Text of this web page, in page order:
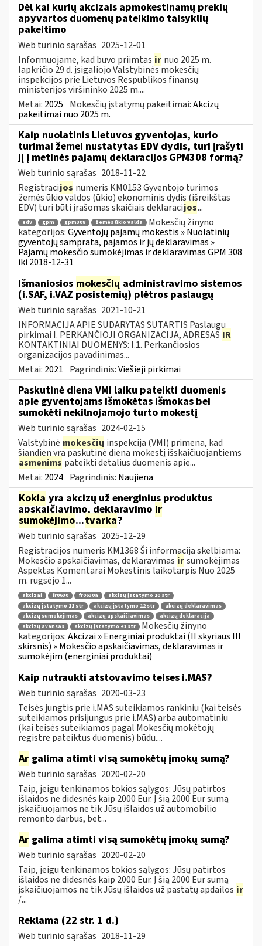
Dėl kai kurių akcizais apmokestinamų prekių
apyvartos duomenų pateikimo taisyklių
pakeitimo
Web turinio sąrašas 2025-12-01
Informuojame, kad buvo priimtas ir nuo 2025 m.
lapkričio 29 d. įsigaliojo Valstybinės mokesčių
inspekcijos prie Lietuvos Respublikos finansų
ministerijos viršininko 2025 m....
Metai: 2025 Mokesčių įstatymų pakeitimai:Akcizų
pakeitimai nuo 2025 m.
Kaip nuolatinis Lietuvos gyventojas, kurio
turimai žemei nustatytas EDV dydis, turi įrašyti
jį į metinės pajamų deklaracijos GPM308 formą?
Web turinio sąrašas 2018-11-22
Registracijos numeris KM0153 Gyventojo turimos
žemės ūkio valdos (ūkio) ekonominis dydis (išreikštas
EDV) turi būti įrašomas skaičiais deklaracijos...
edv gpm gpm308 žemės ūkio valda
Mokesčių žinyno
kategorijos:Gyventojų pajamų mokestis » Nuolatinių
gyventojų samprata, pajamos ir jų deklaravimas »
Pajamų mokesčio sumokėjimas ir deklaravimas GPM 308
iki 2018-12-31
Išmaniosios mokesčių administravimo sistemos
(i.SAF, i.VAZ posistemių) plėtros paslaugų
Web turinio sąrašas 2021-10-21
INFORMACIJA APIE SUDARYTAS SUTARTIS Paslaugų
pirkimai I. PERKANČIOJI ORGANIZACIJA, ADRESAS IR
KONTAKTINIAI DUOMENYS: I.1. Perkančiosios
organizacijos pavadinimas...
Metai: 2021 Pagrindinis:Viešieji pirkimai
Paskutinė diena VMI laiku pateikti duomenis
apie gyventojams išmokėtas išmokas bei
sumokėti nekilnojamojo turto mokestį
Web turinio sąrašas 2024-02-15
Valstybinė mokesčių inspekcija (VMI) primena, kad
šiandien yra paskutinė diena mokestį išskaičiuojantiems
asmenims pateikti detalius duomenis apie...
Metai: 2024 Pagrindinis: Naujiena
Kokia yra akcizų už energinius produktus
apskaičiavimo, deklaravimo ir
sumokėjimo...tvarka?
Web turinio sąrašas 2025-12-29
Registracijos numeris KM1368 Ši informacija skelbiama:
Mokesčio apskaičiavimas, deklaravimas irsumokėjimas
Aspektas Komentarai Mokestinis laikotarpis Nuo 2025
m. rugsėjo 1...
akcizai fr0630 fr0630a
akcizų įstatymo 10 str
akcizų įstatymo 11 str
akcizų įstatymo 12 str
akcizų deklaravimas
akcizų sumokėjimas
akcizų apskaičiavimas
akcizų deklaracija
akcizų avansas
akcizų įstatymo 41 str
Mokesčių žinyno
kategorijos:Akcizai » Energiniai produktai (II skyriaus III
skirsnis) » Mokesčio apskaičiavimas, deklaravimas ir
sumokėjim (energiniai produktai)
Kaip nutraukti atstovavimo teises i.MAS?
Web turinio sąrašas 2020-03-23
Teisės jungtis prie i.MAS suteikiamos rankiniu (kai teisės
suteikiamos prisijungus prie i.MAS) arba automatiniu
(kai teisės suteikiamos pagal Mokesčių mokėtojų
registre pateiktus duomenis) būdu....
Ar galima atimti visą sumokėtų įmokų sumą?
Web turinio sąrašas 2020-02-20
Taip, jeigu tenkinamos tokios sąlygos: Jūsų patirtos
išlaidos ne didesnės kaip 2000 Eur. Į šią 2000 Eur sumą
įskaičiuojamos ne tik Jūsų išlaidos už automobilio
remonto darbus, bet...
Ar galima atimti visą sumokėtų įmokų sumą?
Web turinio sąrašas 2020-02-20
Taip, jeigu tenkinamos tokios sąlygos: Jūsų patirtos
išlaidos ne didesnės kaip 2000 Eur. Į šią 2000 Eur sumą
įskaičiuojamos ne tik Jūsų išlaidos už pastatų apdailos ir
/...
Reklama (22 str. 1 d.)
Web turinio sąrašas 2018-11-29